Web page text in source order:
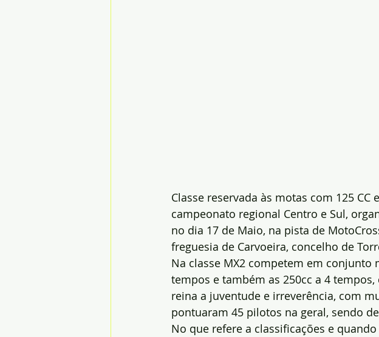
Classe reservada às motas com 125
campeonato regional Centro e Sul,
no dia 17 de Maio, na pista de
freguesia de Carvoeira, concelho de
Na classe MX2 competem em conjunto
tempos e também as 250cc a 4
reina a juventude e irreverência, com
pontuaram 45 pilotos na geral, sendo
No que refere a classificações e